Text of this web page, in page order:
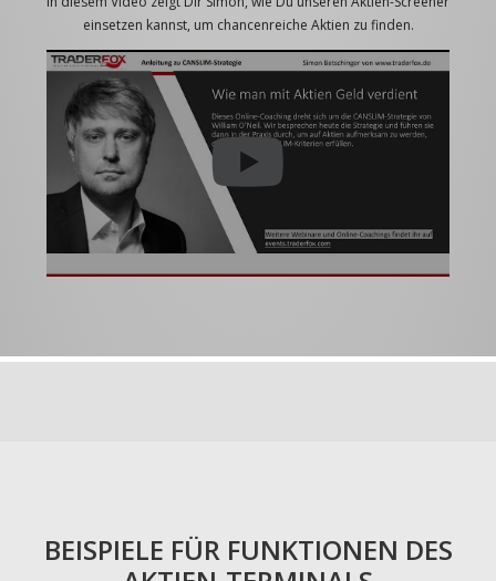
einsetzen kannst, um chancenreiche Aktien zu finden.
BEISPIELE FÜR FUNKTIONEN DES